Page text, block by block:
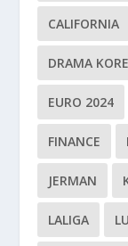
CALIFORNIA
DRAMA
EURO 2024
FINANCE
JERMAN
LALIGA